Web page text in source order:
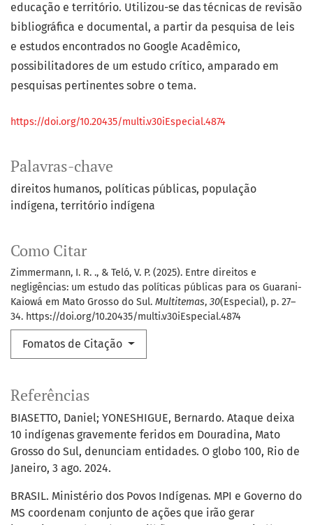
Palavras-chave
direitos humanos políticas públicas população
indígena território indígena
Como Citar
Zimmermann, I. R. ., & Teló, V. P. (2025). Entre direitos e
negligências: um estudo das políticas públicas para os Guarani-
Kaiowá em Mato Grosso do Sul. Multitemas, 30(Especial), p. 27–
34. https://doi.org/10.20435/multi.v30iEspecial.4874
Fomatos de Citação
educação e território. Utilizou-se das técnicas de revisão
bibliográfica e documental, a partir da pesquisa de leis
e estudos encontrados no Google Acadêmico,
possibilitadores de um estudo crítico, amparado em
pesquisas pertinentes sobre o tema.
https://doi.org/10.20435/multi.v30iEspecial.4874
Referências
BIASETTO, Daniel; YONESHIGUE, Bernardo. Ataque deixa
10 indígenas gravemente feridos em Douradina, Mato
Grosso do Sul, denunciam entidades. O globo 100, Rio de
Janeiro, 3 ago. 2024.
BRASIL. Ministério dos Povos Indígenas. MPI e Governo do
MS coordenam conjunto de ações que irão gerar